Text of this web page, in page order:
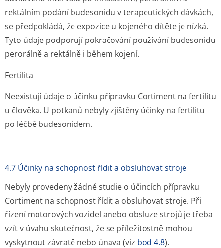
rektálním podání budesonidu v terapeutických dávkách,
se předpokládá, že expozice u kojeného dítěte je nízká.
Tyto údaje podporují pokračování používání budesonidu
perorálně a rektálně i během kojení.
Fertilita
Neexistují údaje o účinku přípravku Cortiment na fertilitu
u člověka. U potkanů nebyly zjištěny účinky na fertilitu
po léčbě budesonidem.
4.7 Účinky na schopnost řídit a obsluhovat stroje
Nebyly provedeny žádné studie o účincích přípravku
Cortiment na schopnost řídit a obsluhovat stroje. Při
řízení motorových vozidel anebo obsluze strojů je třeba
vzít v úvahu skutečnost, že se příležitostně mohou
vyskytnout závratě nebo únava (viz bod 4.8).